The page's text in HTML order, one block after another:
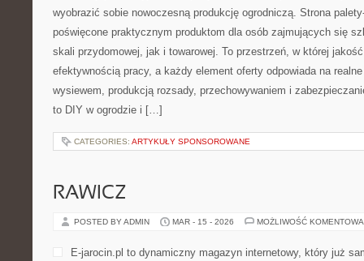
wyobrazić sobie nowoczesną produkcję ogrodniczą. Strona
poświęcone praktycznym produktom dla osób zajmujących się
skali przydomowej, jak i towarowej. To przestrzeń, w której
efektywnością pracy, a każdy element oferty odpowiada na
wysiewem, produkcją rozsady, przechowywaniem i
to DIY w ogrodzie i […]
CATEGORIES: ARTYKUŁY SPONSOROWANE
RAWICZ
POSTED BY ADMIN MAR - 15 - 2026 MOŻLIWOŚĆ
E-jarocin.pl to dynamiczny magazyn internetowy, który już